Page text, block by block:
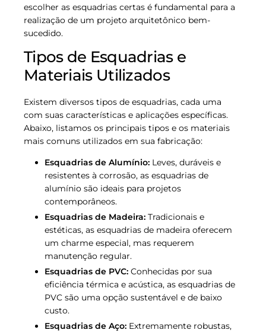
escolher as esquadrias certas é fundamental para a
realização de um projeto arquitetônico bem-
sucedido.
Tipos de Esquadrias e
Materiais Utilizados
Existem diversos tipos de esquadrias, cada uma
com suas características e aplicações específicas.
Abaixo, listamos os principais tipos e os materiais
mais comuns utilizados em sua fabricação:
Esquadrias de Alumínio: Leves, duráveis e
resistentes à corrosão, as esquadrias de
alumínio são ideais para projetos
contemporâneos.
Esquadrias de Madeira: Tradicionais e
estéticas, as esquadrias de madeira oferecem
um charme especial, mas requerem
manutenção regular.
Esquadrias de PVC: Conhecidas por sua
eficiência térmica e acústica, as esquadrias de
PVC são uma opção sustentável e de baixo
custo.
Esquadrias de Aço: Extremamente robustas,